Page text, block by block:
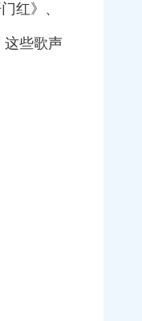
红》、
这些歌声